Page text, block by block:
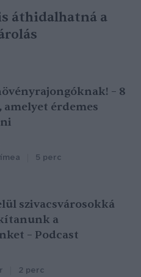
áthidalhatná a
– 8
érdemes
5 perc
szivacsvárosokká
a
– Podcast
2 perc